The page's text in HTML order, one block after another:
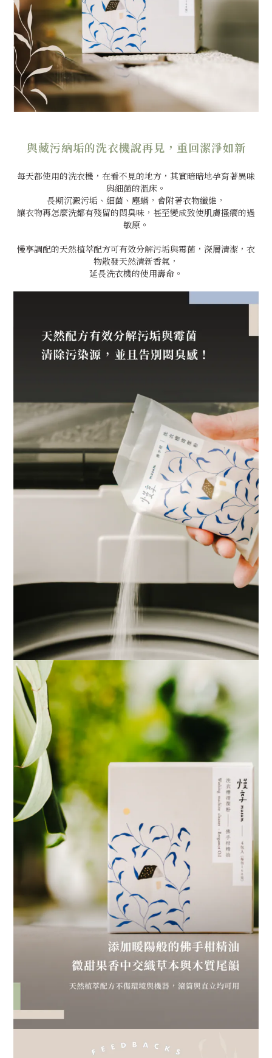
與藏污納垢的洗衣機說再見，重回潔淨如新
每天都使用的洗衣機，在看不見的地方，其實暗暗地孕育著異味
與細菌的溫床。
長期沉澱污垢、細菌、塵蟎，會附著衣物纖維，
讓衣物再怎麼洗都有殘留的悶臭味，甚至變成致使肌膚搔癢的過
敏原。
慢享調配的天然植萃配方可有效分解污垢與霉菌，深層清潔，衣
物散發天然清新香氣，
延長洗衣機的使用壽命。